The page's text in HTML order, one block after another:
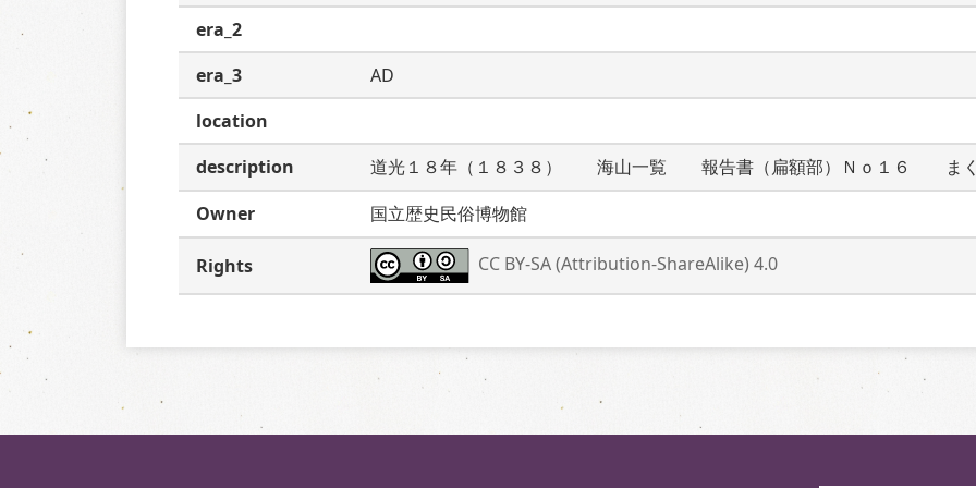
era_2
era_3
AD
location
description
道光１８年（１８３８）　　海山一覧　　報告書（扁額部）Ｎｏ１６　　ま
Owner
国立歴史民俗博物館
Rights CC BY-SA (Attribution-ShareAlike) 4.0